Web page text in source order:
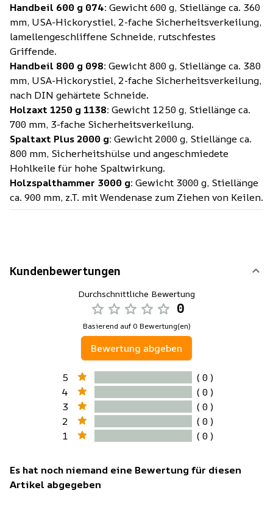
Handbeil 600 g 074: Gewicht 600 g, Stiellänge ca. 360
mm, USA-Hickorystiel, 2-fache Sicherheitsverkeilung,
lamellengeschliffene Schneide, rutschfestes
Griffende.
Handbeil 800 g 098: Gewicht 800 g, Stiellänge ca. 380
mm, USA-Hickorystiel, 2-fache Sicherheitsverkeilung,
nach DIN gehärtete Schneide.
Holzaxt 1250 g 1138: Gewicht 1250 g, Stiellänge ca.
700 mm, 3-fache Sicherheitsverkeilung.
Spaltaxt Plus 2000 g: Gewicht 2000 g, Stiellänge ca.
800 mm, Sicherheitshülse und angeschmiedete
Hohlkeile für hohe Spaltwirkung.
Holzspalthammer 3000 g: Gewicht 3000 g, Stiellänge
ca. 900 mm, z.T. mit Wendenase zum Ziehen von Keilen.
Kundenbewertungen
Durchschnittliche Bewertung
0
Basierend auf 0 Bewertung(en)
Bewertung abgeben
5
( 0 )
4
( 0 )
3
( 0 )
2
( 0 )
1
( 0 )
Es hat noch niemand eine Bewertung für diesen
Artikel abgegeben